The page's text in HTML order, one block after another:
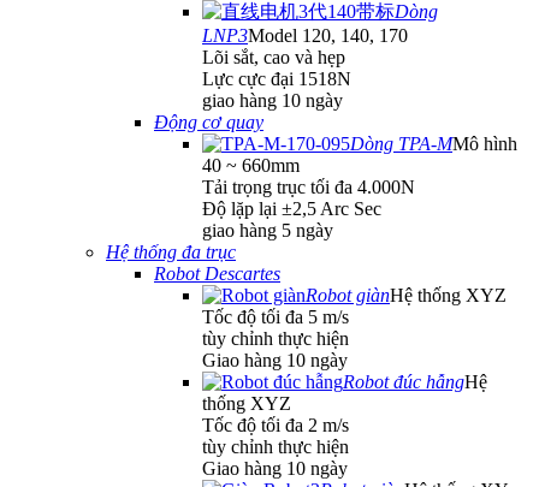
Dòng
LNP3Model 120, 140, 170
Lõi sắt, cao và hẹp
Lực cực đại 1518N
giao hàng 10 ngày
Động cơ quay
Dòng TPA-MMô hình
40 ~ 660mm
Tải trọng trục tối đa 4.000N
Độ lặp lại ±2,5 Arc Sec
giao hàng 5 ngày
Hệ thống đa trục
Robot Descartes
Robot giànHệ thống XYZ
Tốc độ tối đa 5 m/s
tùy chỉnh thực hiện
Giao hàng 10 ngày
Robot đúc hẫngHệ
thống XYZ
Tốc độ tối đa 2 m/s
tùy chỉnh thực hiện
Giao hàng 10 ngày